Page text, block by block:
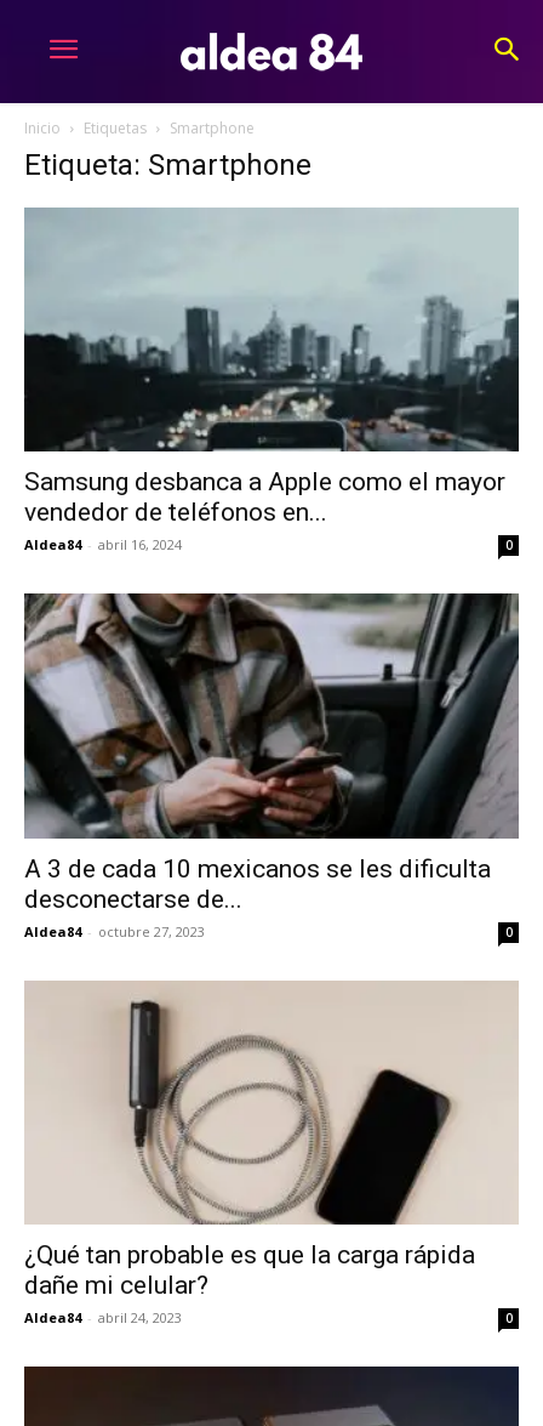
Inicio Etiquetas Smartphone
Etiqueta: Smartphone
Samsung desbanca a Apple como el mayor
vendedor de teléfonos en...
Aldea84 - abril 16, 2024 0
A 3 de cada 10 mexicanos se les dificulta
desconectarse de...
Aldea84 - octubre 27, 2023 0
¿Qué tan probable es que la carga rápida
dañe mi celular?
Aldea84 - abril 24, 2023 0